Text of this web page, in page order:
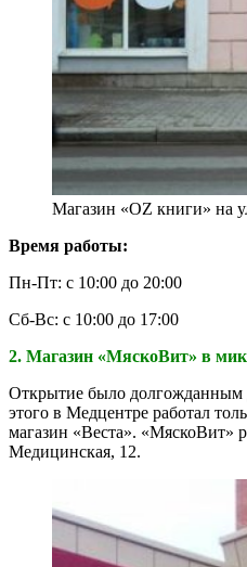
Магазин «OZ книги» на
Время работы:
Пн-Пт: с 10:00 до 20:00
Сб-Вс: с 10:00 до 17:00
2. Магазин «МяскоВит» в
Открытие было долгожданным
этого в Медцентре работал
магазин «Веста». «МяскоВит»
Медицинская, 12.